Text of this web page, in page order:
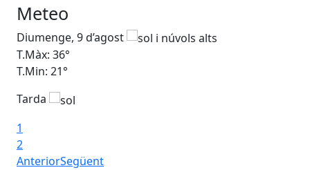
Meteo
Diumenge, 9 d’agost
T.Màx: 36°
T.Min: 21°
Tarda
1
2
AnteriorSegüent